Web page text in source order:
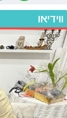
ווידיאו